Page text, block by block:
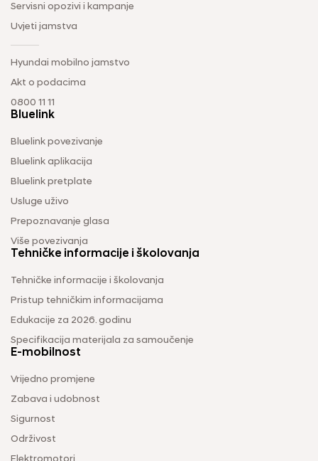
Servisni opozivi i kampanje
Uvjeti jamstva
Hyundai mobilno jamstvo
Akt o podacima
0800 11 11
Bluelink
Bluelink povezivanje
Bluelink aplikacija
Bluelink pretplate
Usluge uživo
Prepoznavanje glasa
Više povezivanja
Tehničke informacije i školovanja
Tehničke informacije i školovanja
Pristup tehničkim informacijama
Edukacije za 2026. godinu
Specifikacija materijala za samoučenje
E-mobilnost
Vrijedno promjene
Zabava i udobnost
Sigurnost
Održivost